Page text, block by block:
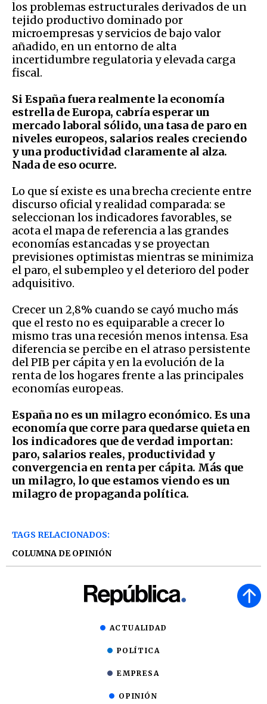
los problemas estructurales derivados de un
tejido productivo dominado por
microempresas y servicios de bajo valor
añadido, en un entorno de alta
incertidumbre regulatoria y elevada carga
fiscal.
Si España fuera realmente la economía
estrella de Europa, cabría esperar un
mercado laboral sólido, una tasa de paro en
niveles europeos, salarios reales creciendo
y una productividad claramente al alza.
Nada de eso ocurre.
Lo que sí existe es una brecha creciente entre
discurso oficial y realidad comparada: se
seleccionan los indicadores favorables, se
acota el mapa de referencia a las grandes
economías estancadas y se proyectan
previsiones optimistas mientras se minimiza
el paro, el subempleo y el deterioro del poder
adquisitivo.
Crecer un 2,8% cuando se cayó mucho más
que el resto no es equiparable a crecer lo
mismo tras una recesión menos intensa. Esa
diferencia se percibe en el atraso persistente
del PIB per cápita y en la evolución de la
renta de los hogares frente a las principales
economías europeas.
España no es un milagro económico. Es una
economía que corre para quedarse quieta en
los indicadores que de verdad importan:
paro, salarios reales, productividad y
convergencia en renta per cápita. Más que
un milagro, lo que estamos viendo es un
milagro de propaganda política.
TAGS RELACIONADOS:
COLUMNA DE OPINIÓN
ACTUALIDAD
POLÍTICA
EMPRESA
OPINIÓN